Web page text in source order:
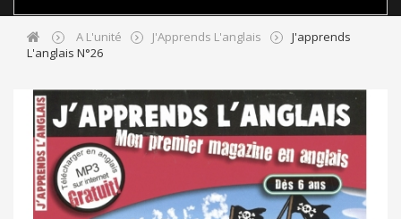
A L'unité J'Apprends L'anglais
J'apprends
L'anglais N°26